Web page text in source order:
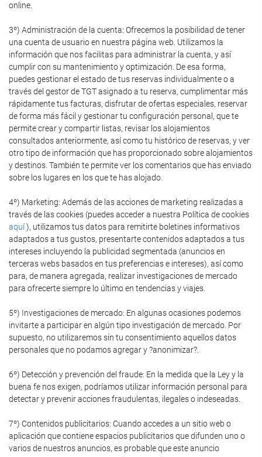
online.
3º) Administración de la cuenta: Ofrecemos la posibilidad de tener
una cuenta de usuario en nuestra página web. Utilizamos la
información que nos facilitas para administrar la cuenta, y así
cumplir con su mantenimiento y optimización. De esa forma,
puedes gestionar el estado de tus reservas individualmente o a
través del gestor de TGT asignado a tu reserva, cumplimentar más
rápidamente tus facturas, disfrutar de ofertas especiales, reservar
de forma más fácil y gestionar tu configuración personal, que te
permite crear y compartir listas, revisar los alojamientos
consultados anteriormente, así como tu histórico de reservas, y ver
otro tipo de información que has proporcionado sobre alojamientos
y destinos. También te permite ver los comentarios que has enviado
sobre los lugares en los que te has alojado.
4º) Marketing: Además de las acciones de marketing realizadas a
través de las cookies (puedes acceder a nuestra Política de cookies
aquí), utilizamos tus datos para remitirte boletines informativos
adaptados a tus gustos, presentarte contenidos adaptados a tus
intereses incluyendo la publicidad segmentada (anuncios en
terceras webs basados en tus preferencias e intereses), así como
para, de manera agregada, realizar investigaciones de mercado
para ofrecerte siempre lo último en tendencias y viajes.
5º) Investigaciones de mercado: En algunas ocasiones podemos
invitarte a participar en algún tipo investigación de mercado. Por
supuesto, no utilizaremos sin tu consentimiento aquellos datos
personales que no podamos agregar y ?anonimizar?.
6º) Detección y prevención del fraude: En la medida que la Ley y la
buena fe nos exigen, podríamos utilizar información personal para
detectar y prevenir acciones fraudulentas, ilegales o indeseadas.
7º) Contenidos publicitarios: Cuando accedes a un sitio web o
aplicación que contiene espacios publicitarios que difunden uno o
varios de nuestros anuncios, es probable que este anuncio